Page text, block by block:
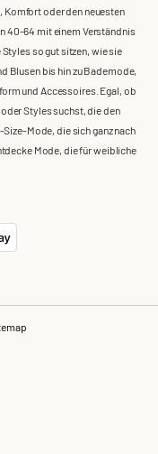
Komfort oder den neuesten
40-64 mit einem Verständnis
so gut sitzen, wie sie
Blusen bis hin zu Bademode,
und Accessoires. Egal, ob
Styles suchst, die den
Mode, die sich ganz nach
Mode, die für weibliche